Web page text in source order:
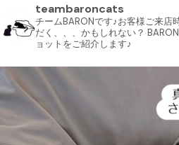
teambaroncats
チームBARONです♪お客様ご来店
だく、、、かもしれない？
ョットをご紹介します♪